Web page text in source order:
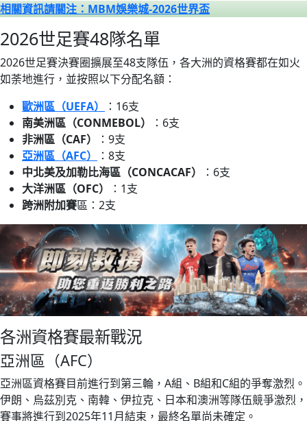
相關資訊請關注：MBM娛樂城-2026世界盃
2026世足賽48隊名單
2026世足賽決賽圈擴展至48支隊伍，各大洲的資格賽都在如火
如荼地進行，並按照以下分配名額：
歐洲區（UEFA）
：16支
南美洲區（CONMEBOL）
：6支
非洲區（CAF）
：9支
亞洲區（AFC）
：8支
中北美及加勒比海區（CONCACAF）
：6支
大洋洲區（OFC）
：1支
跨洲附加賽區：2支
各洲資格賽最新戰況
亞洲區（AFC）
亞洲區資格賽目前進行到第三輪，A組、B組和C組的爭奪激烈。
伊朗、烏茲別克、南韓、伊拉克、日本和澳洲等隊伍競爭激烈，
賽事將進行到2025年11月結束，最終名單尚未確定。